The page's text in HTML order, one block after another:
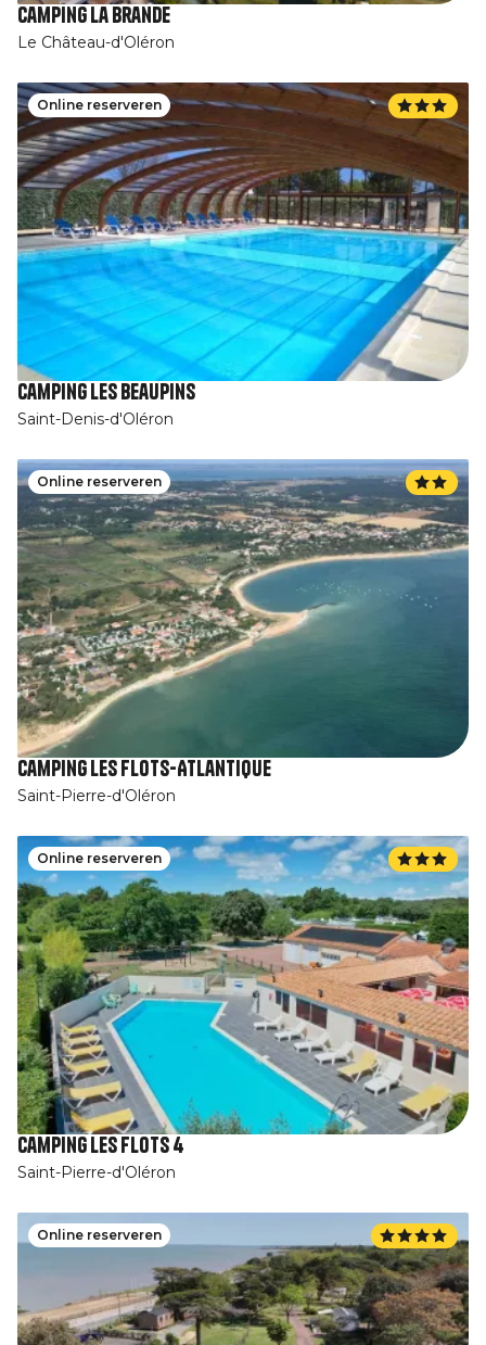
Camping La Brande
Le Château-d'Oléron
Online reserveren
Camping Les Beaupins
Saint-Denis-d'Oléron
Online reserveren
Camping Les Flots-Atlantique
Saint-Pierre-d'Oléron
Online reserveren
Camping Les Flots 4
Saint-Pierre-d'Oléron
Online reserveren